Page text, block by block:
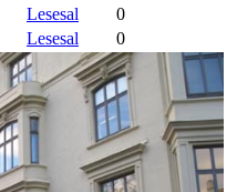
Lesesal
0
Lesesal 0